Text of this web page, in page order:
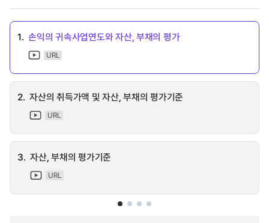
1. 손익의 귀속사업연도와 자산, 부채의 평가
URL
2. 자산의 취득가액 및 자산, 부채의 평가기준
URL
3. 자산, 부채의 평가기준
URL